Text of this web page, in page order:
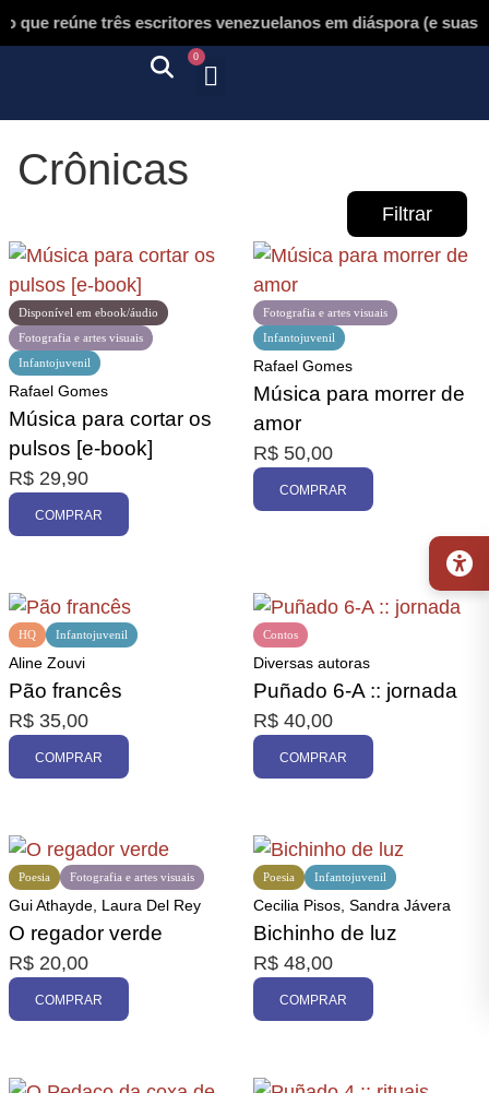
que reúne três escritores venezuelanos em diáspora (e suas
0
Crônicas
Filtrar
Promoção
Disponível em ebook/áudio
Fotografia e artes visuais
Infantojuvenil
Rafael Gomes
Música para cortar os
pulsos [e-book]
R$ 29,90
COMPRAR
Fotografia e artes visuais
Infantojuvenil
Rafael Gomes
Música para morrer de
amor
R$ 50,00
COMPRAR
HQ Infantojuvenil
Aline Zouvi
Pão francês
R$ 35,00
COMPRAR
Contos
Diversas autoras
Puñado 6-A :: jornada
R$ 40,00
COMPRAR
Fotografia e artes visuais
Poesia
Gui Athayde, Laura Del Rey
O regador verde
R$ 20,00
COMPRAR
Infantojuvenil
Poesia
Cecilia Pisos, Sandra Jávera
Bichinho de luz
R$ 48,00
COMPRAR